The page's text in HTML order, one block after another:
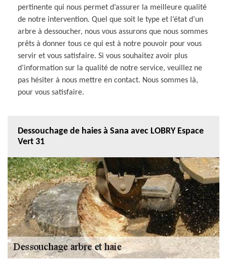
pertinente qui nous permet d’assurer la meilleure qualité
de notre intervention. Quel que soit le type et l’état d’un
arbre à dessoucher, nous vous assurons que nous sommes
prêts à donner tous ce qui est à notre pouvoir pour vous
servir et vous satisfaire. Si vous souhaitez avoir plus
d’information sur la qualité de notre service, veuillez ne
pas hésiter à nous mettre en contact. Nous sommes là,
pour vous satisfaire.
Dessouchage de haies à Sana avec LOBRY Espace
Vert 31